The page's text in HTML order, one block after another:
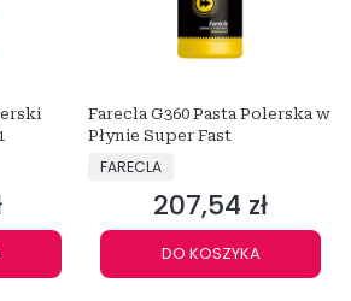
Farecla G360 Pasta Polerska w
Płynie Super Fast
PRODUCENT
FARECLA
Cena
207,54 zł
DO KOSZYKA